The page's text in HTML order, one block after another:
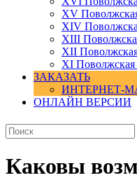
ХV
ХIV
ХIII
ХII Поволжская
XI Поволжская
ЗАКАЗАТЬ
ИНТЕРНЕТ-
ОНЛАЙН ВЕРСИИ
Каковы